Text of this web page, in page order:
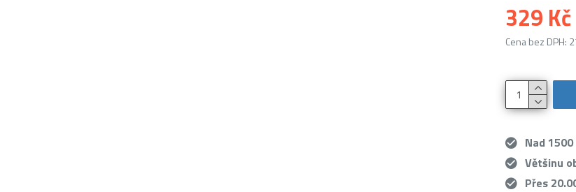
329 Kč
Cena bez DPH:
Nad
Většinu
Přes